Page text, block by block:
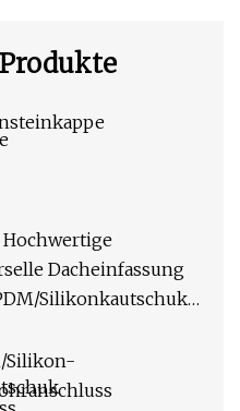
Hochwertige
Dacheinfassung
Silikonkautschuk
Silikon-